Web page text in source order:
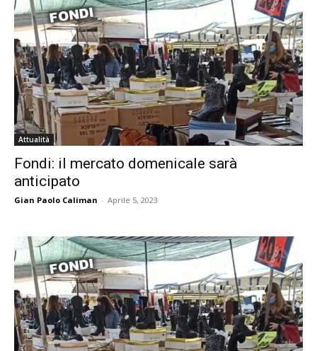
Attualità
Fondi: il mercato domenicale sarà
anticipato
Gian Paolo Caliman - Aprile 5, 2023